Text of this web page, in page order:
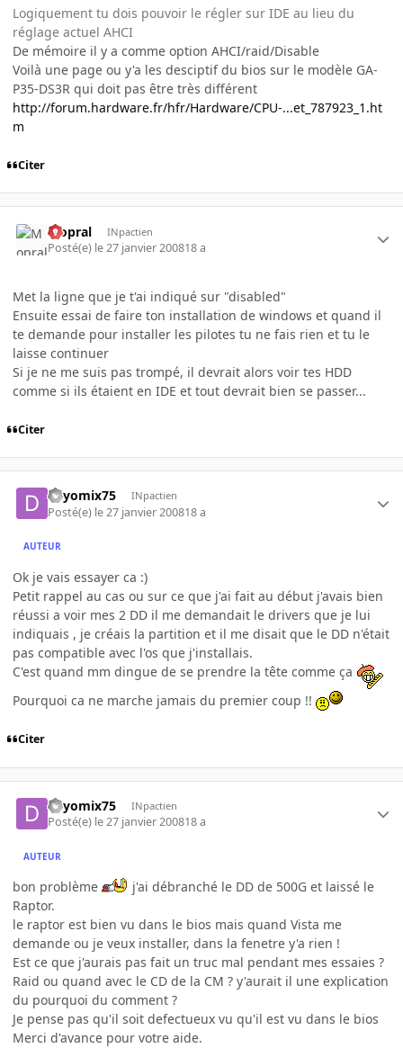
Logiquement tu dois pouvoir le régler sur IDE au lieu du
réglage actuel AHCI
De mémoire il y a comme option AHCI/raid/Disable
Voilà une page ou y'a les desciptif du bios sur le modèle GA-
P35-DS3R qui doit pas être très différent
http://forum.hardware.fr/hfr/Hardware/CPU-...et_787923_1.ht
m
Citer
Mopral INpactien
Posté(e) le 27 janvier 200818 a
Met la ligne que je t'ai indiqué sur "disabled"
Ensuite essai de faire ton installation de windows et quand il
te demande pour installer les pilotes tu ne fais rien et tu le
laisse continuer
Si je ne me suis pas trompé, il devrait alors voir tes HDD
comme si ils étaient en IDE et tout devrait bien se passer...
Citer
dayomix75 INpactien
Posté(e) le 27 janvier 200818 a
AUTEUR
Ok je vais essayer ca :)
Petit rappel au cas ou sur ce que j'ai fait au début j'avais bien
réussi a voir mes 2 DD il me demandait le drivers que je lui
indiquais , je créais la partition et il me disait que le DD n'était
pas compatible avec l'os que j'installais.
C'est quand mm dingue de se prendre la tête comme ça
Pourquoi ca ne marche jamais du premier coup !!
Citer
dayomix75 INpactien
Posté(e) le 27 janvier 200818 a
AUTEUR
bon problème
j'ai débranché le DD de 500G et laissé le
Raptor.
le raptor est bien vu dans le bios mais quand Vista me
demande ou je veux installer, dans la fenetre y'a rien !
Est ce que j'aurais pas fait un truc mal pendant mes essaies ?
Raid ou quand avec le CD de la CM ? y'aurait il une explication
du pourquoi du comment ?
Je pense pas qu'il soit defectueux vu qu'il est vu dans le bios
Merci d'avance pour votre aide.